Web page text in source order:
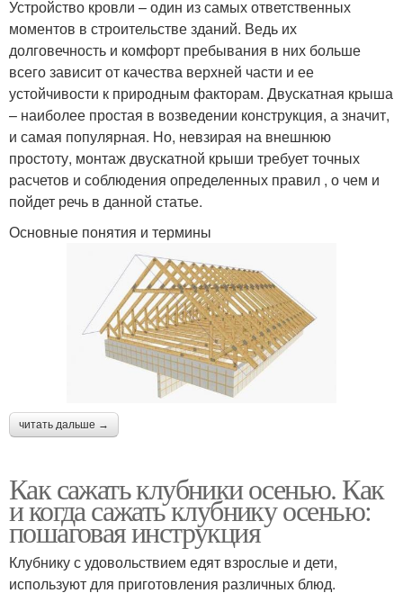
Устройство кровли – один из самых ответственных
моментов в строительстве зданий. Ведь их
долговечность и комфорт пребывания в них больше
всего зависит от качества верхней части и ее
устойчивости к природным факторам. Двускатная крыша
– наиболее простая в возведении конструкция, а значит,
и самая популярная. Но, невзирая на внешнюю
простоту, монтаж двускатной крыши требует точных
расчетов и соблюдения определенных правил , о чем и
пойдет речь в данной статье.
Основные понятия и термины
читать дальше →
Как сажать клубники осенью. Как
и когда сажать клубнику осенью:
пошаговая инструкция
Клубнику с удовольствием едят взрослые и дети,
используют для приготовления различных блюд.